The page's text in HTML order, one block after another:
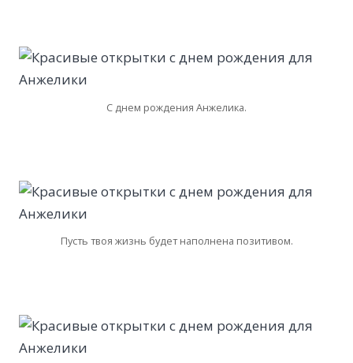
С днем рождения Анжелика.
Пусть твоя жизнь будет наполнена позитивом.